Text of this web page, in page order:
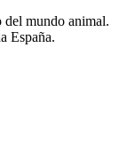
del mundo animal.
España.